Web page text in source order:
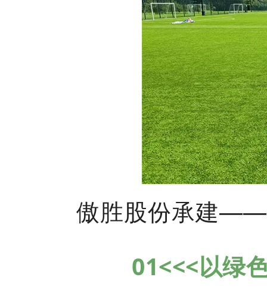
傲胜股份承建——
01<<<以绿